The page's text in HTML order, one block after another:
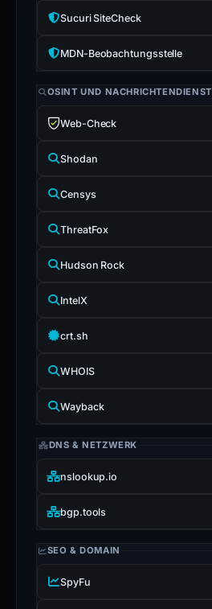
Sucuri SiteCheck
MDN-Beobachtungsstelle
OSINT UND NACHRICHTENDIENST
Web-Check
Shodan
Censys
ThreatFox
Hudson Rock
IntelX
crt.sh
WHOIS
Wayback
DNS & NETZWERK
nslookup.io
bgp.tools
SEO & DOMAIN
SpyFu